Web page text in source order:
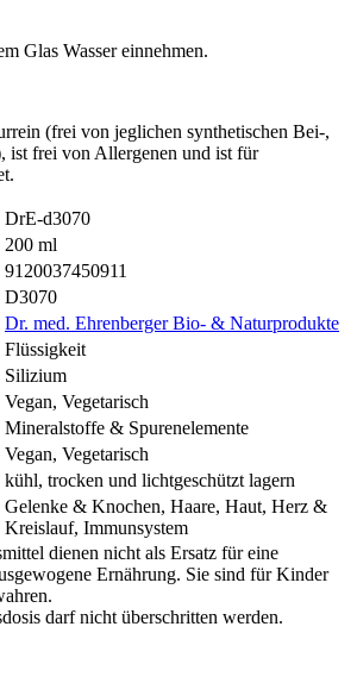
Glas Wasser einnehmen.
(frei von jeglichen synthetischen Bei-,
ist frei von Allergenen und ist für
DrE-d3070
200 ml
9120037450911
D3070
Dr. med. Ehrenberger Bio- & Naturprodukte
Flüssigkeit
Silizium
Vegan, Vegetarisch
Mineralstoffe & Spurenelemente
Vegan, Vegetarisch
kühl, trocken und lichtgeschützt lagern
Gelenke & Knochen, Haare, Haut, Herz &
Kreislauf, Immunsystem
dienen nicht als Ersatz für eine
Ernährung. Sie sind für Kinder
darf nicht überschritten werden.